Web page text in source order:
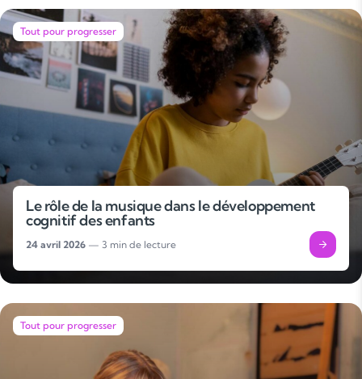
Tout pour progresser
Le rôle de la musique dans le développement
cognitif des enfants
24 avril 2026 — 3 min de lecture
Tout pour progresser